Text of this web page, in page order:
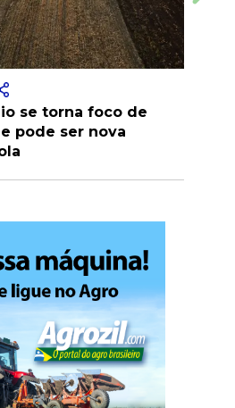
do Piauí podem
dívidas rurais com
de até 90%